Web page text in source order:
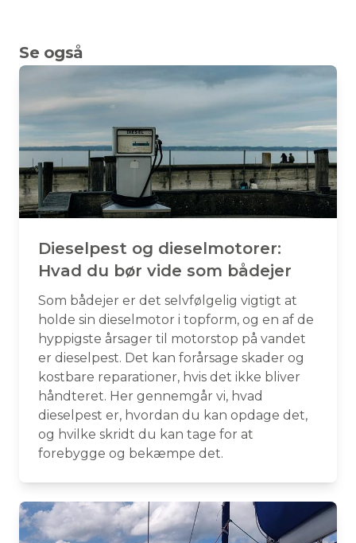
Se også
Dieselpest og dieselmotorer:
Hvad du bør vide som bådejer
Som bådejer er det selvfølgelig vigtigt at
holde sin dieselmotor i topform, og en af de
hyppigste årsager til motorstop på vandet
er dieselpest. Det kan forårsage skader og
kostbare reparationer, hvis det ikke bliver
håndteret. Her gennemgår vi, hvad
dieselpest er, hvordan du kan opdage det,
og hvilke skridt du kan tage for at
forebygge og bekæmpe det.